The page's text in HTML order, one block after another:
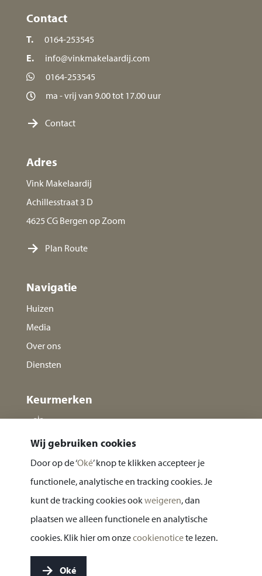
Contact
T.
0164-253545
E.
info@vinkmakelaardij.com
0164-253545
ma - vrij van 9.00 tot 17.00 uur
Contact
Adres
Vink Makelaardij
Achillesstraat 3 D
4625 CG Bergen op Zoom
Plan Route
Navigatie
Huizen
Media
Over ons
Diensten
Keurmerken
Privacy statement
Wij gebruiken cookies
Door op de ‘Oké’ knop te klikken accepteer je
functionele, analytische en tracking cookies. Je
kunt de tracking cookies ookweigeren, dan
plaatsen we alleen functionele en analytische
cookies. Klik hier om onzecookienoticete lezen.
Oké